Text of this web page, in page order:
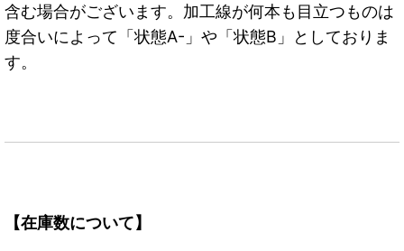
含む場合がございます。加工線が何本も目立つものは
度合いによって「状態A-」や「状態B」としておりま
す。
【在庫数について】